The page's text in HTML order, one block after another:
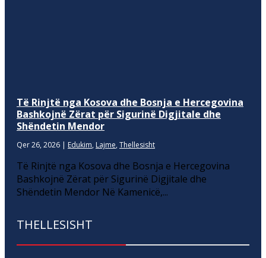
Të Rinjtë nga Kosova dhe Bosnja e Hercegovina
Bashkojnë Zërat për Sigurinë Digjitale dhe
Shëndetin Mendor
Qer 26, 2026 | Edukim, Lajme, Thellesisht
Të Rinjtë nga Kosova dhe Bosnja e Hercegovina
Bashkojnë Zërat për Sigurinë Digjitale dhe
Shëndetin Mendor Në Kamenicë,...
THELLESISHT